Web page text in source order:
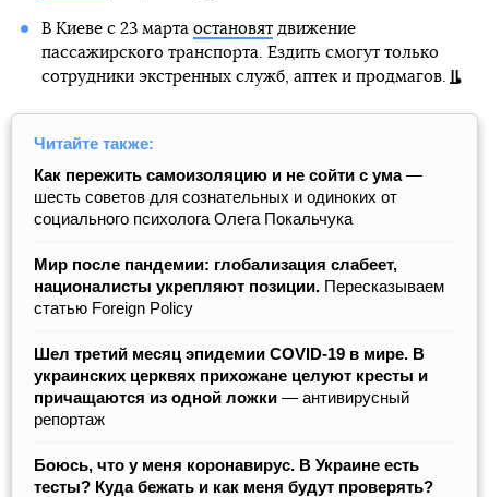
В Киеве с 23 марта остановятдвижение
пассажирского транспорта. Ездить смогут только
сотрудники экстренных служб, аптек и продмагов.
Читайте также:
Как пережить самоизоляцию и не сойти с ума—
шесть советов для сознательных и одиноких от
социального психолога Олега Покальчука
Мир после пандемии: глобализация слабеет,
националисты укрепляют позиции. Пересказываем
статью Foreign Policy
Шел третий месяц эпидемии COVID-19 в мире. В
украинских церквях прихожане целуют кресты и
причащаются из одной ложки — антивирусный
репортаж
Боюсь, что у меня коронавирус. В Украине есть
тесты? Куда бежать и как меня будут проверять?